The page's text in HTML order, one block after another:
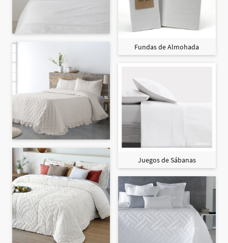
Fundas de Almohada
Juegos de Sábanas